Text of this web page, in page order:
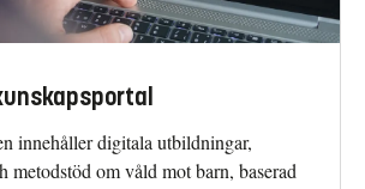
innehåller digitala utbildningar,
metodstöd om våld mot barn, baserad